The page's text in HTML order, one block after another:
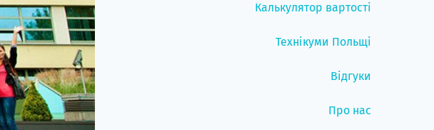
Калькулятор вартості
Технікуми Польщі
Відгуки
Про нас